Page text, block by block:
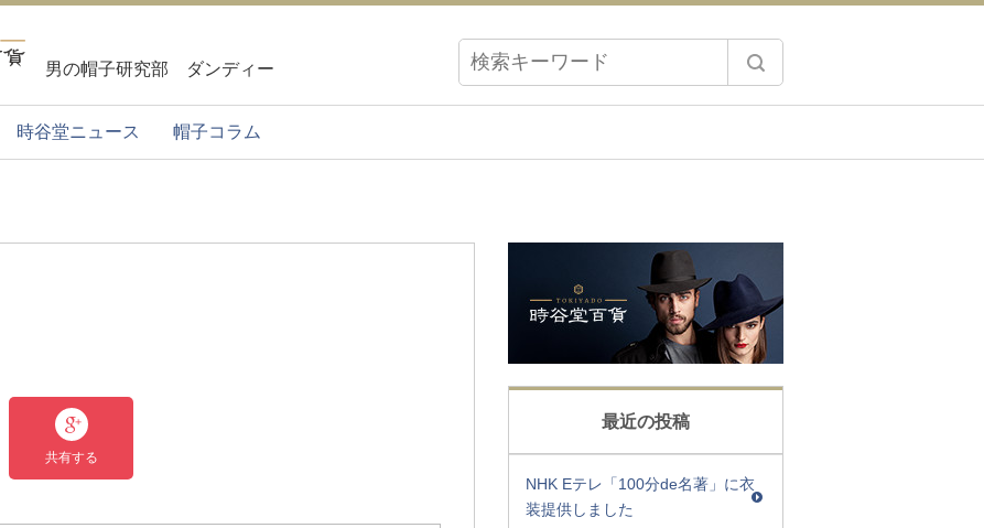
男の帽子研究部 ダンディー
時谷堂ニュース 帽子コラム
共有する
最近の投稿
NHK Eテレ「100分de名著」に衣
装提供しました